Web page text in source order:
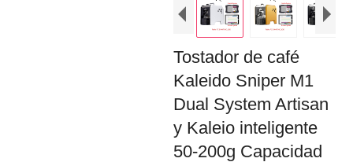
Tostador de café
Kaleido Sniper M1
Dual System Artisan
y Kaleio inteligente
50-200g Capacidad